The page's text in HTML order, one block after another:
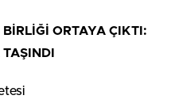
BİRLİĞİ ORTAYA ÇIKTI: